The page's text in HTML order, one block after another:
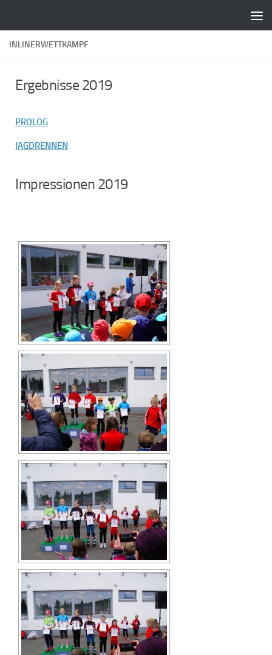
INLINERWETTKAMPF
Ergebnisse 2019
PROLOG
JAGDRENNEN
Impressionen 2019